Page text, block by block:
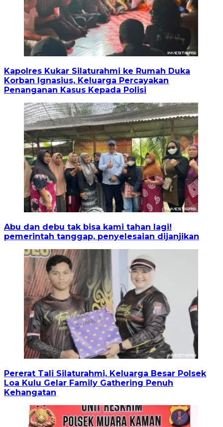
Kapolres Kukar Silaturahmi ke Rumah Duka
Korban Ignasius, Keluarga Percayakan
Penanganan Kasus Kepada Polisi
Abu dan debu tak bisa kami tahan lagi!
pemerintah tanggap, penyelesaian dijanjikan
Pererat Tali Silaturahmi, Keluarga Besar Polsek
Loa Kulu Gelar Family Gathering Penuh
Kehangatan